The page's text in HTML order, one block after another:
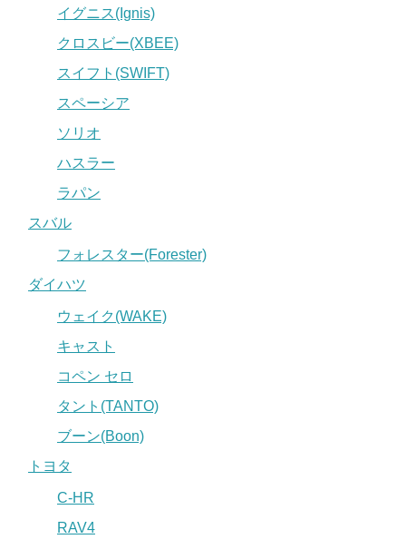
イグニス(Ignis)
クロスビー(XBEE)
スイフト(SWIFT)
スペーシア
ソリオ
ハスラー
ラパン
スバル
フォレスター(Forester)
ダイハツ
ウェイク(WAKE)
キャスト
コペン セロ
タント(TANTO)
ブーン(Boon)
トヨタ
C-HR
RAV4